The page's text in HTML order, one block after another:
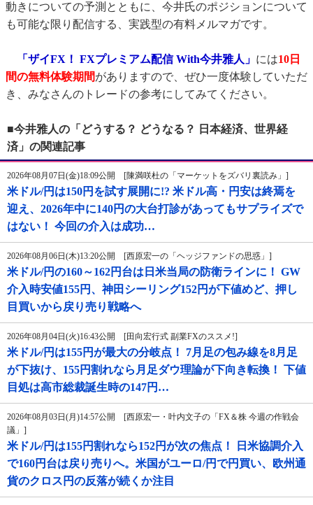
動きについての予測とともに、今井氏のポジションについて
も可能な限り配信する、実践型の有料メルマガです。
「ザイFX！ FXプレミアム配信 With今井雅人」 には10日
間の無料体験期間がありますので、ぜひ一度体験していただ
き、みなさんのトレードの参考にしてみてください。
■今井雅人の「どうする？ どうなる？ 日本経済、世界経
済」の関連記事
2026年08月07日(金)18:09公開 [陳満咲杜の「マーケットをズバリ裏読み」]
米ドル/円は150円を試す展開に!? 米ドル高・円安は終焉を
迎え、2026年中に140円の大台打診があってもサプライズで
はない！ 今回の介入は成功…
2026年08月06日(木)13:20公開 [西原宏一の「ヘッジファンドの思惑」]
米ドル/円の160～162円台は日米当局の防衛ラインに！ GW
介入時安値155円、神田シーリング152円が下値めど、押し
目買いから戻り売り戦略へ
2026年08月04日(火)16:43公開 [田向宏行式 副業FXのススメ!]
米ドル/円は155円が最大の分岐点！ 7月足の包み線を8月足
が下抜け、155円割れなら月足ダウ理論が下向き転換！ 下値
目処は高市総裁誕生時の147円…
2026年08月03日(月)14:57公開 [西原宏一・叶内文子の「FX＆株 今週の作戦会
議」]
米ドル/円は155円割れなら152円が次の焦点！ 日米協調介入
で160円台は戻り売りへ。米国がユーロ/円で円買い、欧州通
貨のクロス円の反落が続くか注目